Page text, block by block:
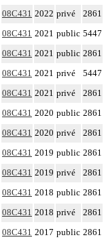
08C431 2022 privé 2861
08C431 2021 public 5447
08C431 2021 public 2861
08C431 2021 privé 5447
08C431 2021 privé 2861
08C431 2020 public 2861
08C431 2020 privé 2861
08C431 2019 public 2861
08C431 2019 privé 2861
08C431 2018 public 2861
08C431 2018 privé 2861
08C431 2017 public 2861